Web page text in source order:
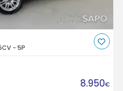
- 5P
8.950€